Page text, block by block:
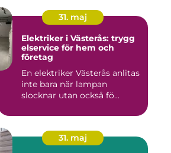
31. maj
Elektriker i Västerås: trygg
elservice för hem och
företag
En elektriker Västerås anlitas
inte bara när lampan
slocknar utan också fö...
31. maj